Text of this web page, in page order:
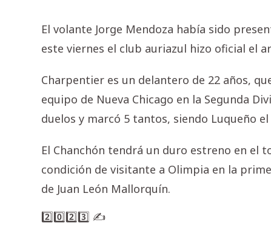
El volante Jorge Mendoza había sido
este viernes el club auriazul hizo oficial el
Charpentier es un delantero de 22 años,
equipo de Nueva Chicago en la Segunda
duelos y marcó 5 tantos, siendo Luqueño
El Chanchón tendrá un duro estreno en el
condición de visitante a Olimpia en la
de Juan León Mallorquín.
2️⃣0️⃣2️⃣3️⃣ ✍️